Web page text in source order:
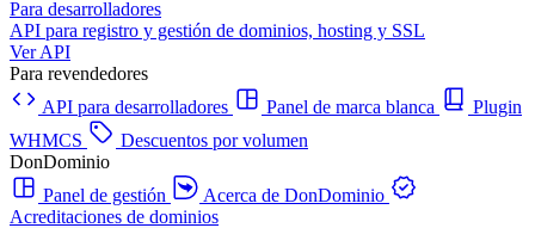
Para desarrolladores
API para registro y gestión de dominios, hosting y SSL
Ver API
Para revendedores
API para desarrolladores
Panel de marca blanca
Plugin
WHMCS
Descuentos por volumen
DonDominio
Panel de gestión
Acerca de DonDominio
Acreditaciones de dominios